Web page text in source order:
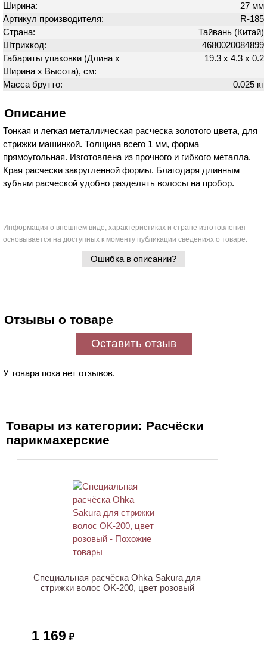
Ширина:
27 мм
Артикул производителя:
R-185
Страна:
Тайвань (Китай)
Штрихкод:
4680020084899
Габариты упаковки (Длина х
Ширина х Высота), см:
19.3 х 4.3 х 0.2
Масса брутто: 0.025 кг
Описание
Тонкая и легкая металлическая расческа золотого цвета, для
стрижки машинкой. Толщина всего 1 мм, форма
прямоугольная. Изготовлена из прочного и гибкого металла.
Края расчески закругленной формы. Благодаря длинным
зубьям расческой удобно разделять волосы на пробор.
Информация о внешнем виде, характеристиках и стране изготовления
основывается на доступных к моменту публикации сведениях о товаре.
Ошибка в описании?
Отзывы о товаре
Оставить отзыв
У товара пока нет отзывов.
Товары из категории: Расчёски
парикмахерские
Специальная расчёска Ohka Sakura для
стрижки волос OK-200, цвет розовый
1 169 ₽